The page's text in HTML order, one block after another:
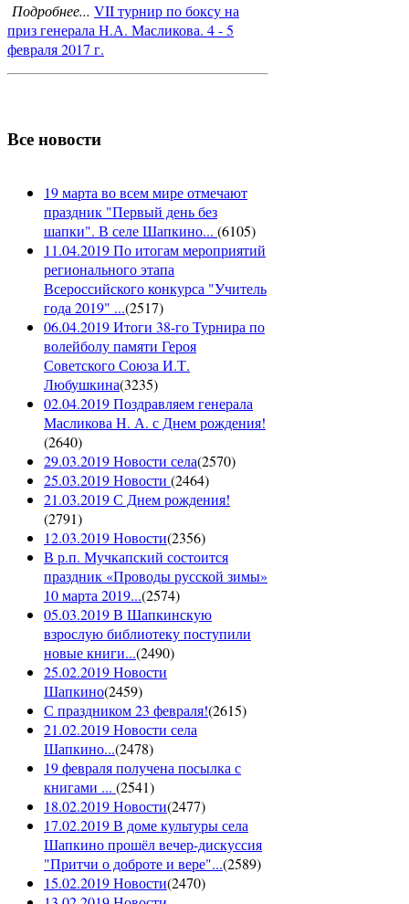
Подробнее... VII турнир по боксу на
приз генерала Н.А. Масликова. 4 - 5
февраля 2017 г.
Все новости
19 марта во всем мире отмечают
праздник "Первый день без
шапки". В селе Шапкино... (6105)
11.04.2019 По итогам мероприятий
регионального этапа
Всероссийского конкурса "Учитель
года 2019" ...(2517)
06.04.2019 Итоги 38-го Турнира по
волейболу памяти Героя
Советского Союза И.Т.
Любушкина(3235)
02.04.2019 Поздравляем генерала
Масликова Н. А. с Днем рождения!
(2640)
29.03.2019 Новости села(2570)
25.03.2019 Новости (2464)
21.03.2019 С Днем рождения!
(2791)
12.03.2019 Новости(2356)
В р.п. Мучкапский состоится
праздник «Проводы русской зимы»
10 марта 2019...(2574)
05.03.2019 В Шапкинскую
взрослую библиотеку поступили
новые книги...(2490)
25.02.2019 Новости
Шапкино(2459)
С праздником 23 февраля!(2615)
21.02.2019 Новости села
Шапкино...(2478)
19 февраля получена посылка с
книгами ... (2541)
18.02.2019 Новости(2477)
17.02.2019 В доме культуры села
Шапкино прошёл вечер-дискуссия
"Притчи о доброте и вере"...(2589)
15.02.2019 Новости(2470)